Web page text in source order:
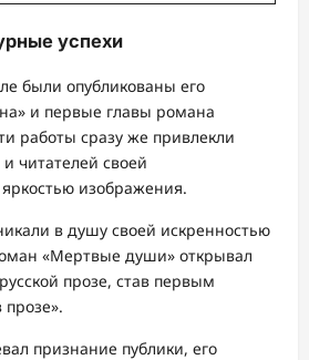
успехи
были опубликованы его
и первые главы романа
работы сразу же привлекли
читателей своей
изображения.
в душу своей искренностью
«Мертвые души» открывал
прозе, став первым
признание публики, его